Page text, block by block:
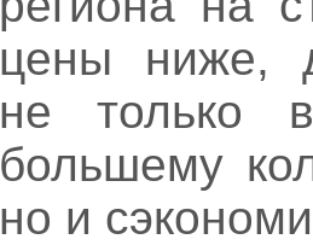
цены ниже,
не только
большему
но и